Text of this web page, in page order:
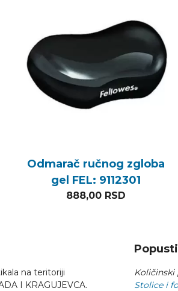
Odmarač ručnog zgloba
gel FEL: 9112301
888,00 RSD
na teritoriji
I KRAGUJEVCA.
Količinski
Stolice i